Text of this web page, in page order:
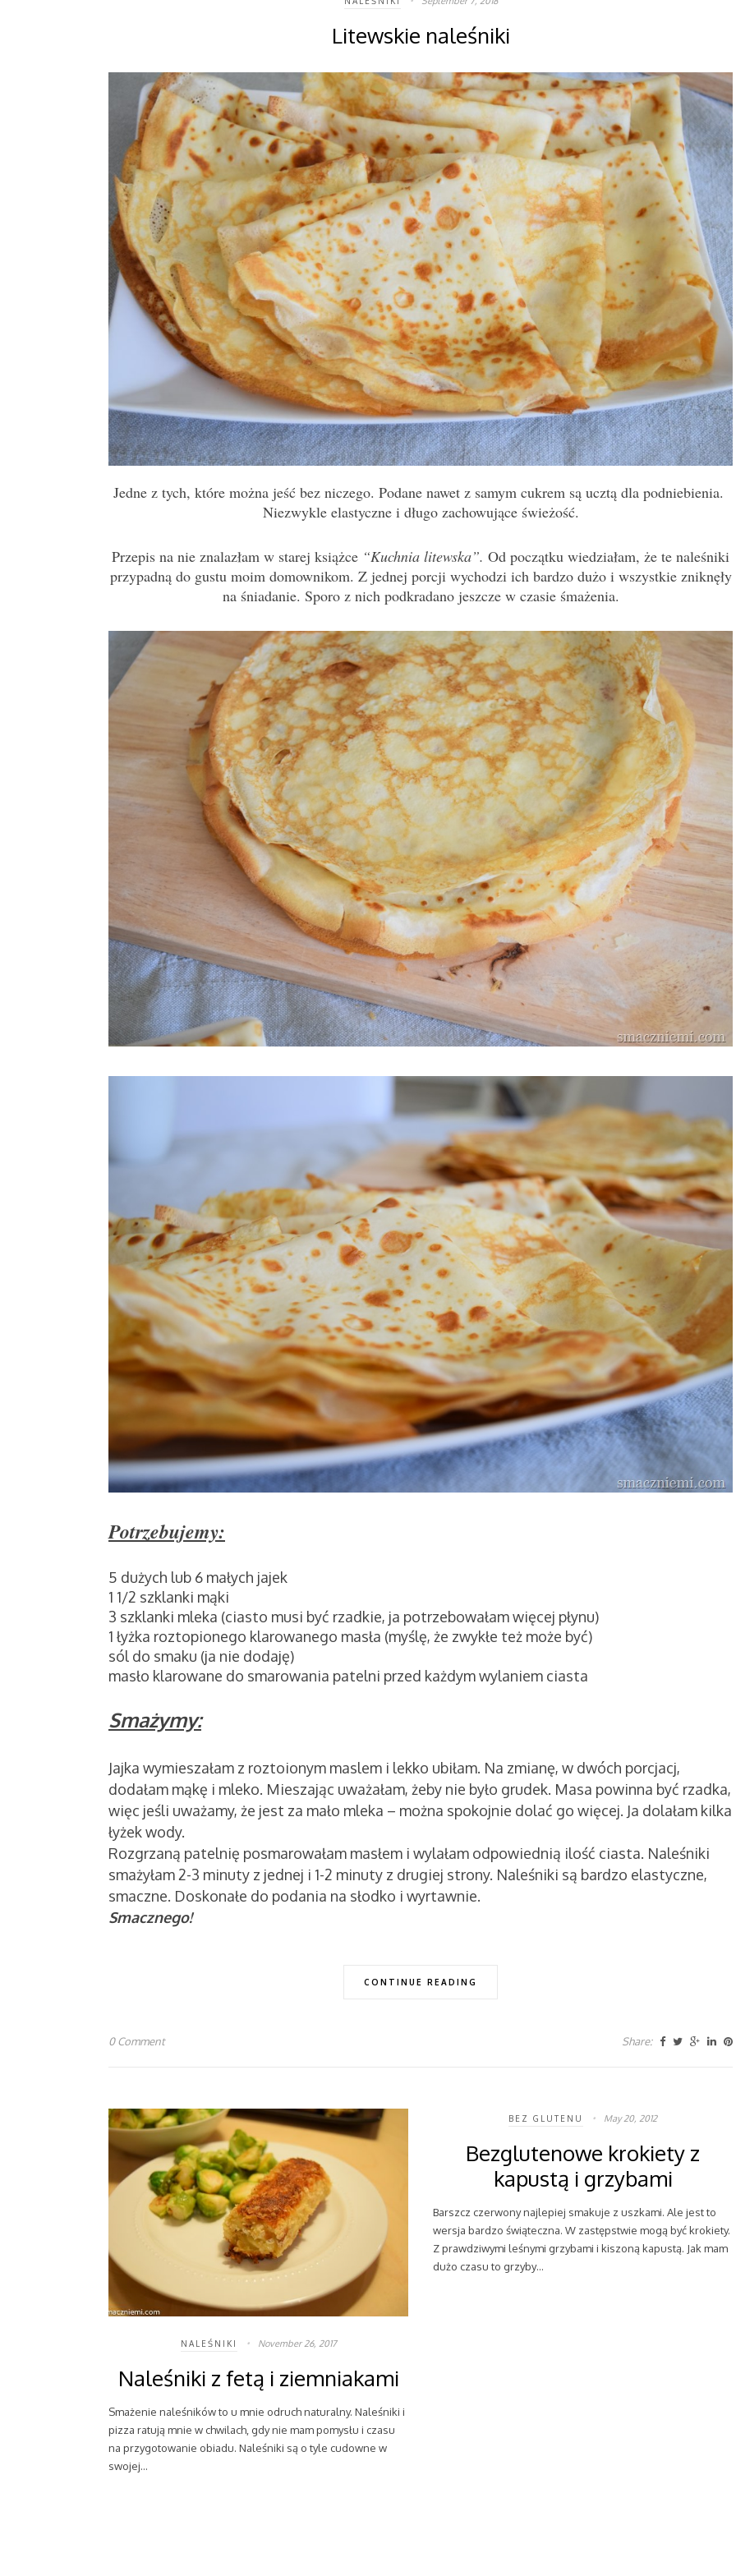
Litewskie naleśniki
Jedne z tych, które można jeść bez niczego. Podane nawet z samym cukrem są ucztą dla podniebienia.
Niezwykle elastyczne i długo zachowujące świeżość.
Przepis na nie znalazłam w starej książce “Kuchnia litewska”. Od początku wiedziałam, że te naleśniki
przypadną do gustu moim domownikom. Z jednej porcji wychodzi ich bardzo dużo i wszystkie zniknęły
na śniadanie. Sporo z nich podkradano jeszcze w czasie śmażenia.
Potrzebujemy:
5 dużych lub 6 małych jajek
1 1/2 szklanki mąki
3 szklanki mleka (ciasto musi być rzadkie, ja potrzebowałam więcej płynu)
1 łyżka roztopionego klarowanego masła (myślę, że zwykłe też może być)
sól do smaku (ja nie dodaję)
masło klarowane do smarowania patelni przed każdym wylaniem ciasta
Smażymy:
Jajka wymieszałam z roztoionym maslem i lekko ubiłam. Na zmianę, w dwóch porcjacj,
dodałam mąkę i mleko. Mieszając uważałam, żeby nie było grudek. Masa powinna być rzadka,
więc jeśli uważamy, że jest za mało mleka – można spokojnie dolać go więcej. Ja dolałam kilka
łyżek wody.
Rozgrzaną patelnię posmarowałam masłem i wylałam odpowiednią ilość ciasta. Naleśniki
smażyłam 2-3 minuty z jednej i 1-2 minuty z drugiej strony. Naleśniki są bardzo elastyczne,
smaczne. Doskonałe do podania na słodko i wyrtawnie.
Smacznego!
CONTINUE READING
0 Comment Share:
NALEŚNIKI November 26, 2017
Naleśniki z fetą i ziemniakami
Smażenie naleśników to u mnie odruch naturalny. Naleśniki i
pizza ratują mnie w chwilach, gdy nie mam pomysłu i czasu
na przygotowanie obiadu. Naleśniki są o tyle cudowne w
swojej…
BEZ GLUTENU May 20, 2012
Bezglutenowe krokiety z
kapustą i grzybami
Barszcz czerwony najlepiej smakuje z uszkami. Ale jest to
wersja bardzo świąteczna. W zastępstwie mogą być krokiety.
Z prawdziwymi leśnymi grzybami i kiszoną kapustą. Jak mam
dużo czasu to grzyby…